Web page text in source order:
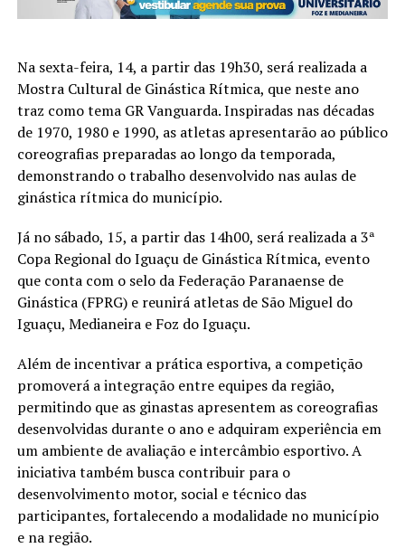
Na sexta-feira, 14, a partir das 19h30, será realizada a
Mostra Cultural de Ginástica Rítmica, que neste ano
traz como tema GR Vanguarda. Inspiradas nas décadas
de 1970, 1980 e 1990, as atletas apresentarão ao público
coreografias preparadas ao longo da temporada,
demonstrando o trabalho desenvolvido nas aulas de
ginástica rítmica do município.
Já no sábado, 15, a partir das 14h00, será realizada a 3ª
Copa Regional do Iguaçu de Ginástica Rítmica, evento
que conta com o selo da Federação Paranaense de
Ginástica (FPRG) e reunirá atletas de São Miguel do
Iguaçu, Medianeira e Foz do Iguaçu.
Além de incentivar a prática esportiva, a competição
promoverá a integração entre equipes da região,
permitindo que as ginastas apresentem as coreografias
desenvolvidas durante o ano e adquiram experiência em
um ambiente de avaliação e intercâmbio esportivo. A
iniciativa também busca contribuir para o
desenvolvimento motor, social e técnico das
participantes, fortalecendo a modalidade no município
e na região.